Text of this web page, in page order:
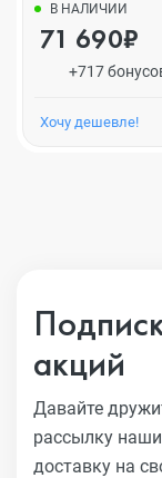
В НАЛИЧИИ
71 690₽
+717
Хочу дешевле!
акций
Давайте
рассылку
доставку на